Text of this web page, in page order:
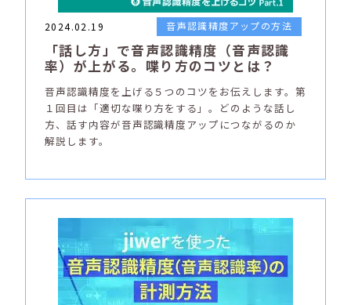
2024.02.19 音声認識精度アップの方法
「話し方」で音声認識精度（音声認識
率）が上がる。喋り方のコツとは？
音声認識精度を上げる５つのコツをお伝えします。第
１回目は「適切な喋り方をする」。どのような話し
方、話す内容が音声認識精度アップにつながるのか
解説します。